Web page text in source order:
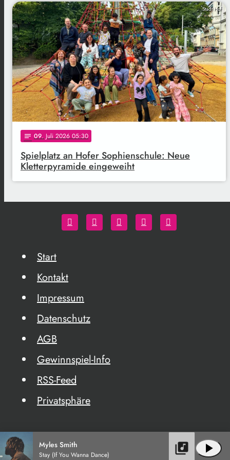
Stadt Hof
notes 09. Juli 2026 05:30
Spielplatz an Hofer Sophienschule: Neue
Kletterpyramide eingeweiht
Start
Kontakt
Impressum
Datenschutz
AGB
Gewinnspiel-Info
RSS-Feed
Privatsphäre
Myles Smith
Stay (If You Wanna Dance) play_arrow
library_music